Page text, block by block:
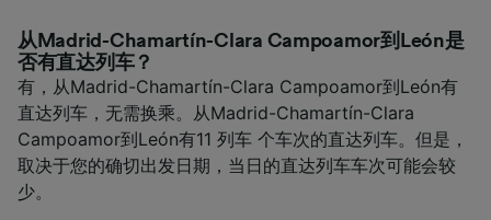
从Madrid-Chamartín-Clara Campoamor到León是
否有直达列车？
有，从Madrid-Chamartín-Clara Campoamor到León有
直达列车，无需换乘。从Madrid-Chamartín-Clara
Campoamor到León有11 列车 个车次的直达列车。但是，
取决于您的确切出发日期，当日的直达列车车次可能会较
少。